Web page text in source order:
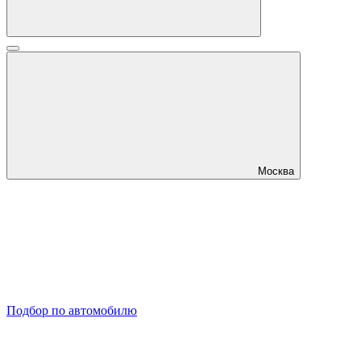
Москва
Подбор по автомобилю